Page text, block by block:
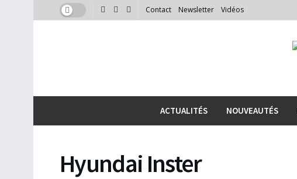
Contact Newsletter Vidéos
ACTUALITÉS NOUVEAUTÉS
Hyundai Inster